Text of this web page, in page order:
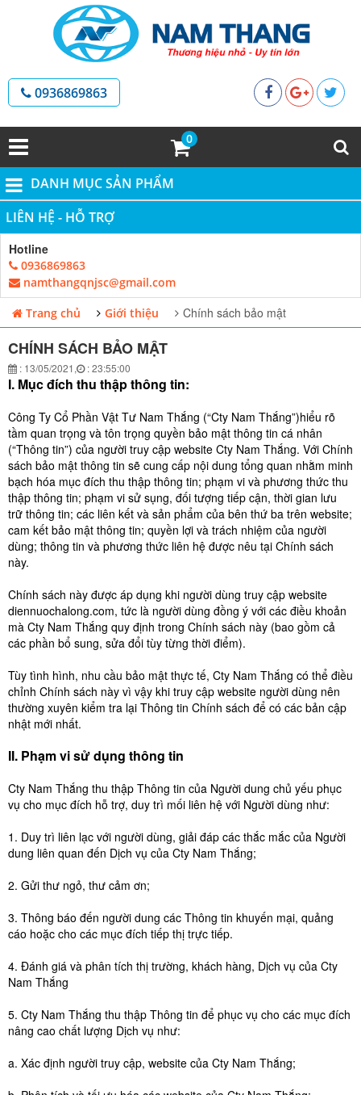
0936869863
0
DANH MỤC SẢN PHẨM
LIÊN HỆ - HỖ TRỢ
Hotline
0936869863
namthangqnjsc@gmail.com
Trang chủ
Giới thiệu Chính sách bảo mật
CHÍNH SÁCH BẢO MẬT
: 13/05/2021, : 23:55:00
I. Mục đích thu thập thông tin:
Công Ty Cổ Phần Vật Tư Nam Thắng (“Cty Nam Thắng”)hiểu rõ
tầm quan trọng và tôn trọng quyền bảo mật thông tin cá nhân
(“Thông tin”) của người truy cập website Cty Nam Thắng. Với Chính
sách bảo mật thông tin sẽ cung cấp nội dung tổng quan nhằm minh
bạch hóa mục đích thu thập thông tin; phạm vi và phương thức thu
thập thông tin; phạm vi sử sụng, đối tượng tiếp cận, thời gian lưu
trữ thông tin; các liên kết và sản phẩm của bên thứ ba trên website;
cam kết bảo mật thông tin; quyền lợi và trách nhiệm của người
dùng; thông tin và phương thức liên hệ được nêu tại Chính sách
này.
Chính sách này được áp dụng khi người dùng truy cập website
diennuochalong.com, tức là người dùng đồng ý với các điều khoản
mà Cty Nam Thắng quy định trong Chính sách này (bao gồm cả
các phần bổ sung, sửa đổi tùy từng thời điểm).
Tùy tình hình, nhu cầu bảo mật thực tế, Cty Nam Thắng có thể điều
chỉnh Chính sách này vì vậy khi truy cập website người dùng nên
thường xuyên kiểm tra lại Thông tin Chính sách để có các bản cập
nhật mới nhất.
II. Phạm vi sử dụng thông tin
Cty Nam Thắng thu thập Thông tin của Người dung chủ yếu phục
vụ cho mục đích hỗ trợ, duy trì mối liên hệ với Người dùng như:
1. Duy trì liên lạc với người dùng, giải đáp các thắc mắc của Người
dung liên quan đến Dịch vụ của Cty Nam Thắng;
2. Gửi thư ngỏ, thư cảm ơn;
3. Thông báo đến người dung các Thông tin khuyến mại, quảng
cáo hoặc cho các mục đích tiếp thị trực tiếp.
4. Đánh giá và phân tích thị trường, khách hàng, Dịch vụ của Cty
Nam Thắng
5. Cty Nam Thắng thu thập Thông tin để phục vụ cho các mục đích
nâng cao chất lượng Dịch vụ như:
a. Xác định người truy cập, website của Cty Nam Thắng;